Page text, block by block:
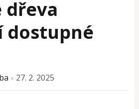
dřeva
dostupné
× 27. 2. 2025